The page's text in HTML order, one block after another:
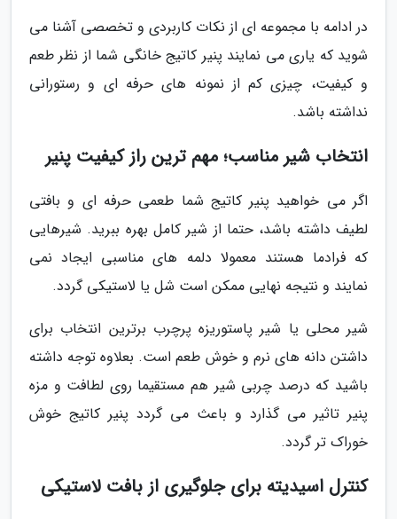
در ادامه با مجموعه ای از نکات کاربردی و تخصصی آشنا می
شوید که یاری می نمایند پنیر کاتیج خانگی شما از نظر طعم
و کیفیت، چیزی کم از نمونه های حرفه ای و رستورانی
نداشته باشد.
انتخاب شیر مناسب؛ مهم ترین راز کیفیت پنیر
اگر می خواهید پنیر کاتیج شما طعمی حرفه ای و بافتی
لطیف داشته باشد، حتما از شیر کامل بهره ببرید. شیرهایی
که فرادما هستند معمولا دلمه های مناسبی ایجاد نمی
نمایند و نتیجه نهایی ممکن است شل یا لاستیکی گردد.
شیر محلی یا شیر پاستوریزه پرچرب برترین انتخاب برای
داشتن دانه های نرم و خوش طعم است. بعلاوه توجه داشته
باشید که درصد چربی شیر هم مستقیما روی لطافت و مزه
پنیر تاثیر می گذارد و باعث می گردد پنیر کاتیج خوش
خوراک تر گردد.
کنترل اسیدیته برای جلوگیری از بافت لاستیکی